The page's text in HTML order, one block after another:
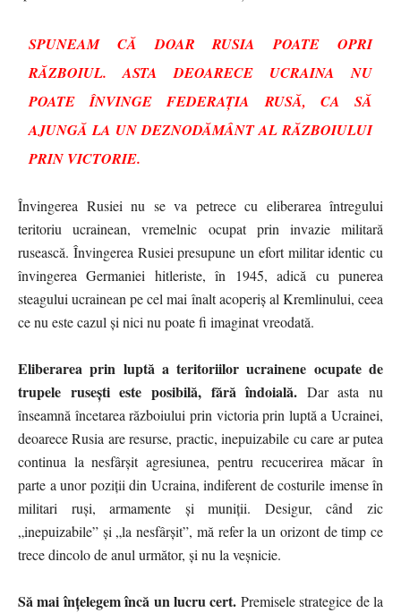
SPUNEAM CĂ DOAR RUSIA POATE OPRI
RĂZBOIUL. ASTA DEOARECE UCRAINA NU
POATE ÎNVINGE FEDERAȚIA RUSĂ, CA SĂ
AJUNGĂ LA UN DEZNODĂMÂNT AL RĂZBOIULUI
PRIN VICTORIE.
Învingerea Rusiei nu se va petrece cu eliberarea întregului
teritoriu ucrainean, vremelnic ocupat prin invazie militară
rusească. Învingerea Rusiei presupune un efort militar identic cu
învingerea Germaniei hitleriste, în 1945, adică cu punerea
steagului ucrainean pe cel mai înalt acoperiș al Kremlinului, ceea
ce nu este cazul și nici nu poate fi imaginat vreodată.
Eliberarea prin luptă a teritoriilor ucrainene ocupate de
trupele rusești este posibilă, fără îndoială. Dar asta nu
înseamnă încetarea războiului prin victoria prin luptă a Ucrainei,
deoarece Rusia are resurse, practic, inepuizabile cu care ar putea
continua la nesfârșit agresiunea, pentru recucerirea măcar în
parte a unor poziții din Ucraina, indiferent de costurile imense în
militari ruși, armamente și muniții. Desigur, când zic
„inepuizabile” și „la nesfârșit”, mă refer la un orizont de timp ce
trece dincolo de anul următor, și nu la veșnicie.
Să mai înțelegem încă un lucru cert. Premisele strategice de la